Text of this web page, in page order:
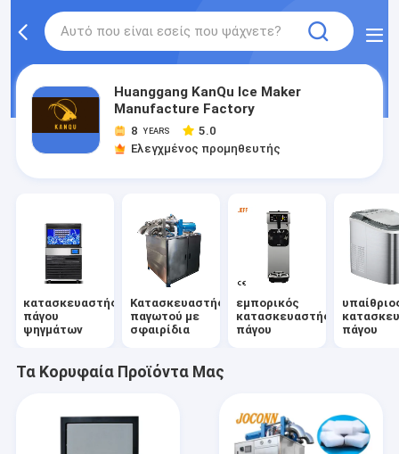
Huanggang KanQu Ice Maker
Manufacture Factory
8 YEARS
5.0
Ελεγχμένος προμηθευτής
κατασκευαστής
πάγου
ψηγμάτων
Κατασκευαστής
παγωτού με
σφαιρίδια
εμπορικός
κατασκευαστής
πάγου
πάγου
Τα Κορυφαία Προϊόντα Μας